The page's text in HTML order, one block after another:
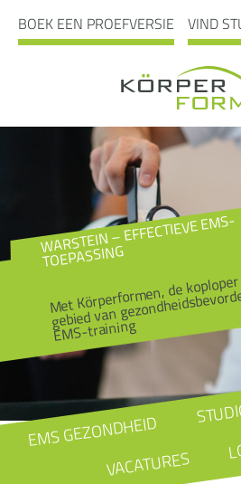
BOEK EEN PROEFVERSIE VIND
WARSTEIN – EFFECTIEVE EMS-
TOEPASSING
Met Körperformen, de
gebied van
EMS-training
EMS GEZONDHEID
VACATURES